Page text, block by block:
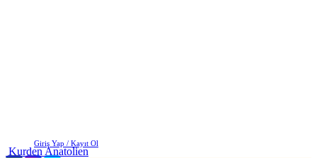
Giriş Yap / Kayıt Ol
Kurden Anatolien